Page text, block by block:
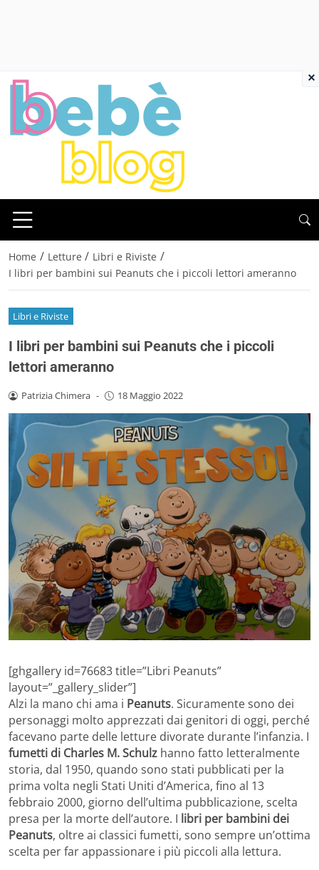
Home / Letture / Libri e Riviste /
I libri per bambini sui Peanuts che i piccoli lettori ameranno
Libri e Riviste
I libri per bambini sui Peanuts che i piccoli
lettori ameranno
Patrizia Chimera - 18 Maggio 2022
[ghgallery id=76683 title=”Libri Peanuts”
layout=”_gallery_slider”]
Alzi la mano chi ama i Peanuts. Sicuramente sono dei
personaggi molto apprezzati dai genitori di oggi, perché
facevano parte delle letture divorate durante l’infanzia. I
fumetti di Charles M. Schulz hanno fatto letteralmente
storia, dal 1950, quando sono stati pubblicati per la
prima volta negli Stati Uniti d’America, fino al 13
febbraio 2000, giorno dell’ultima pubblicazione, scelta
presa per la morte dell’autore. I libri per bambini dei
Peanuts, oltre ai classici fumetti, sono sempre un’ottima
scelta per far appassionare i più piccoli alla lettura.
×